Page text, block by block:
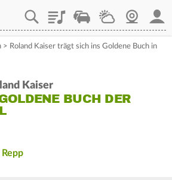
PlaylistStaupilotWetterWebcam
> Roland Kaiser trägt sich ins Goldene Buch in
Kaiser
BUCH DER